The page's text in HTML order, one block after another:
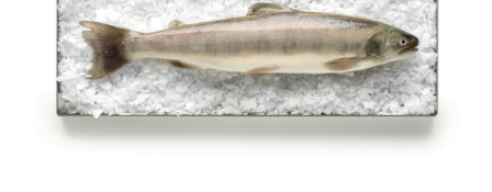
Salmerino alpino intero ed
eviscerato